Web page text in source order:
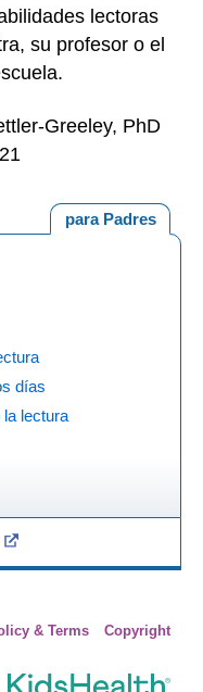
lectoras
su profesor o el
Greeley, PhD
para Padres
días
lectura
& Terms
Copyright